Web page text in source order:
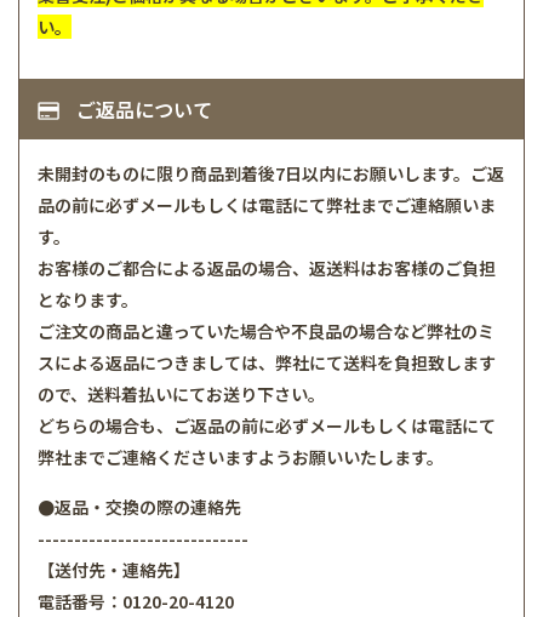
い。
ご返品について
未開封のものに限り商品到着後7日以内にお願いします。ご返
品の前に必ずメールもしくは電話にて弊社までご連絡願いま
す。
お客様のご都合による返品の場合、返送料はお客様のご負担
となります。
ご注文の商品と違っていた場合や不良品の場合など弊社のミ
スによる返品につきましては、弊社にて送料を負担致します
ので、送料着払いにてお送り下さい。
どちらの場合も、ご返品の前に必ずメールもしくは電話にて
弊社までご連絡くださいますようお願いいたします。
●返品・交換の際の連絡先
-----------------------------
【送付先・連絡先】
電話番号：0120-20-4120